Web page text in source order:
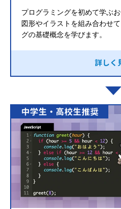
プログラミングを初めて学ぶお
図形やイラストを組み合わせ
グの基礎概念を学びます。
詳しく
中学生・高校生推奨